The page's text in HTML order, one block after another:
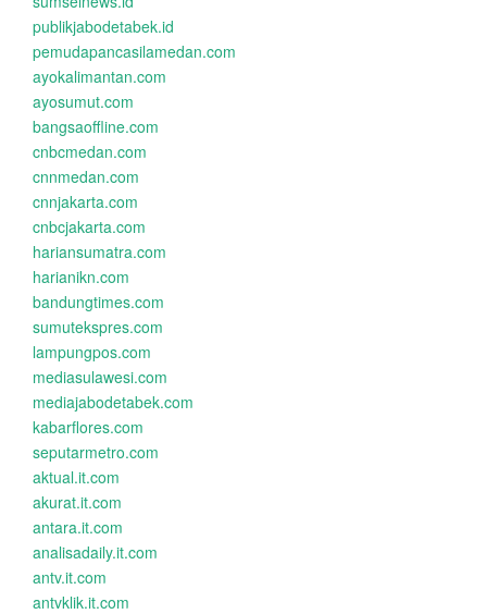
publikjabodetabek.id
pemudapancasilamedan.com
ayokalimantan.com
ayosumut.com
bangsaoffline.com
cnbcmedan.com
cnnmedan.com
cnnjakarta.com
cnbcjakarta.com
hariansumatra.com
harianikn.com
bandungtimes.com
sumutekspres.com
lampungpos.com
mediasulawesi.com
mediajabodetabek.com
kabarflores.com
seputarmetro.com
aktual.it.com
akurat.it.com
antara.it.com
analisadaily.it.com
antv.it.com
antvklik.it.com